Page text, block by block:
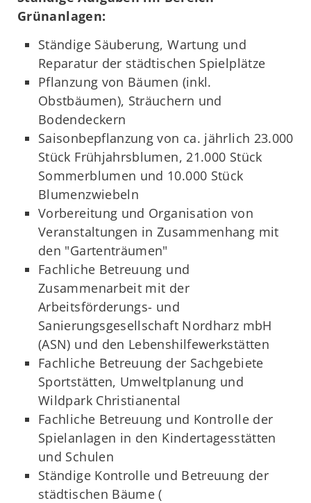
Grünanlagen:
Ständige Säuberung, Wartung und
Reparatur der städtischen Spielplätze
Pflanzung von Bäumen (inkl.
Obstbäumen), Sträuchern und
Bodendeckern
Saisonbepflanzung von ca. jährlich 23.000
Stück Frühjahrsblumen, 21.000 Stück
Sommerblumen und 10.000 Stück
Blumenzwiebeln
Vorbereitung und Organisation von
Veranstaltungen in Zusammenhang mit
den "Gartenträumen"
Fachliche Betreuung und
Zusammenarbeit mit der
Arbeitsförderungs- und
Sanierungsgesellschaft Nordharz mbH
(ASN) und den Lebenshilfewerkstätten
Fachliche Betreuung der Sachgebiete
Sportstätten, Umweltplanung und
Wildpark Christianental
Fachliche Betreuung und Kontrolle der
Spielanlagen in den Kindertagesstätten
und Schulen
Ständige Kontrolle und Betreuung der
städtischen Bäume (